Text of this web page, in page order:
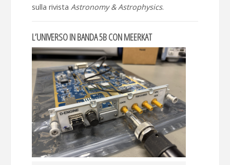
sulla rivista Astronomy & Astrophysics.
L’UNIVERSO IN BANDA 5B CON MEERKAT